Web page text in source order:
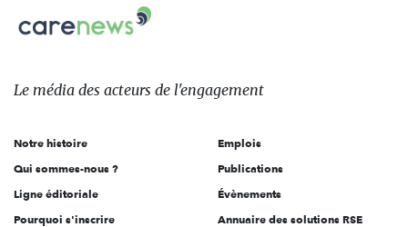
sur:
Le
des
l'engagement
Le média des acteurs de l'engagement
Notre histoire
Qui sommes-nous ?
Ligne éditoriale
Pourquoi s'inscrire
Emplois
Publications
Évènements
Annuaire des solutions RSE